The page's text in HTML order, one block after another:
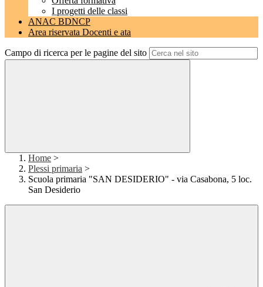
I progetti delle classi
ANAC BDNCP
Area riservata Docenti e ata
Campo di ricerca per le pagine del sito
Home >
Plessi primaria >
Scuola primaria "SAN DESIDERIO" - via Casabona, 5 loc.
San Desiderio